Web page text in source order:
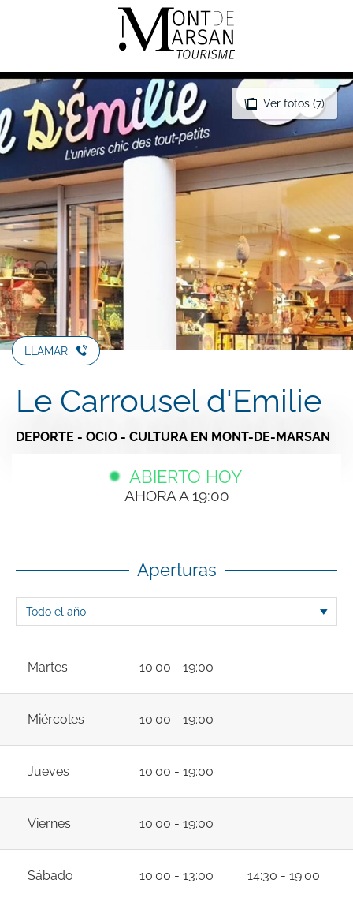
Ver fotos (7)
LLAMAR
Le Carrousel d'Emilie
DEPORTE - OCIO - CULTURA EN MONT-DE-MARSAN
ABIERTO HOY
AHORA A 19:00
Aperturas
Martes 10:00 - 19:00
Miércoles 10:00 - 19:00
Jueves 10:00 - 19:00
Viernes 10:00 - 19:00
Sábado 10:00 - 13:00 14:30 - 19:00